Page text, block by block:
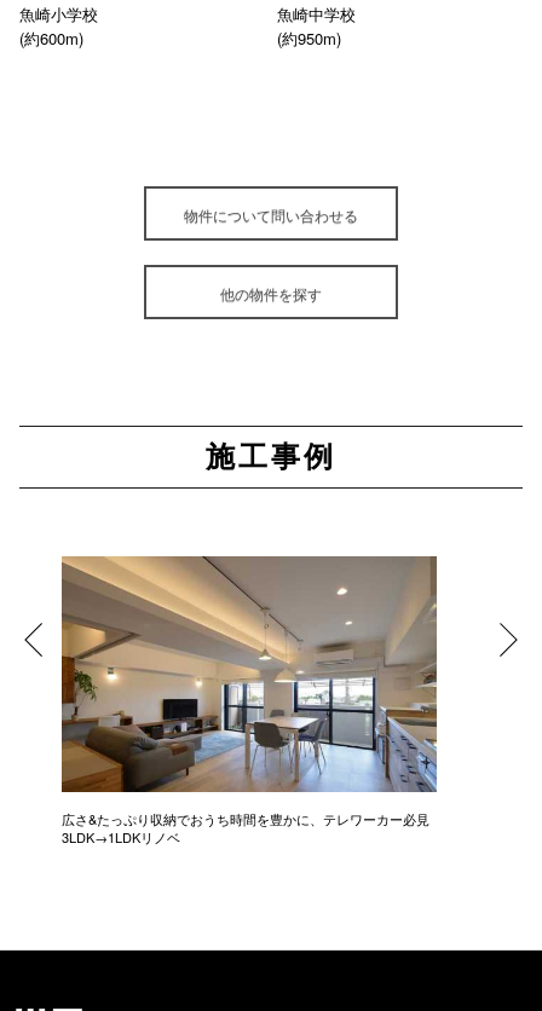
魚崎小学校
(約600m)
魚崎中学校
(約950m)
物件について問い合わせる
他の物件を探す
施工事例
広さ&たっぷり収納でおうち時間を豊かに、テレワーカー必見
3LDK→1LDKリノベ